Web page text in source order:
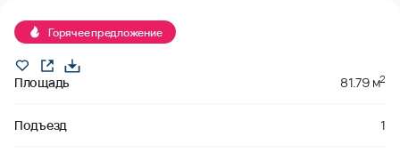
Горячее предложение
Площадь 81.79 м2
Подъезд 1